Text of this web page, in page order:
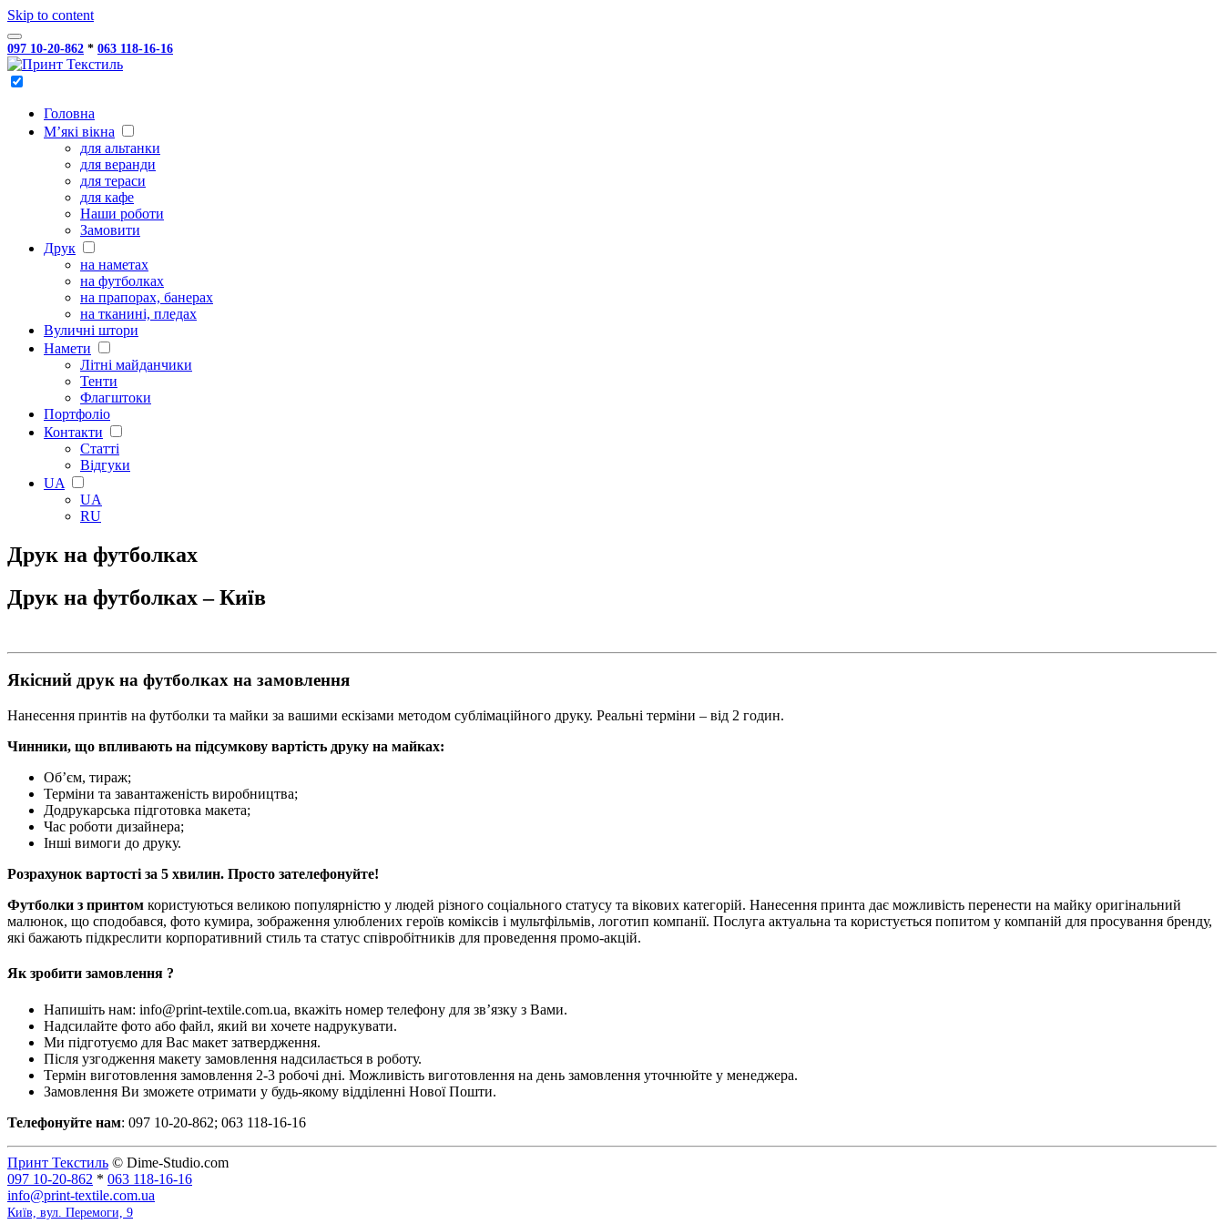
Skip to content
097 10-20-862 * 063 118-16-16
Головна
М’які вікна
для альтанки
для веранди
для тераси
для кафе
Наши роботи
Замовити
Друк
на наметах
на футболках
на прапорах, банерах
на тканині, пледах
Вуличні штори
Намети
Літні майданчики
Тенти
Флагштоки
Портфоліо
Контакти
Статті
Відгуки
UA
UA
RU
Друк на футболках
Друк на футболках – Київ
Якісний друк на футболках на замовлення
Нанесення принтів на футболки та майки за вашими ескізами методом сублімаційного друку. Реальні терміни – від 2 годин.
Чинники, що впливають на підсумкову вартість друку на майках:
Об’єм, тираж;
Терміни та завантаженість виробництва;
Додрукарська підготовка макета;
Час роботи дизайнера;
Інші вимоги до друку.
Розрахунок вартості за 5 хвилин. Просто зателефонуйте!
Футболки з принтом користуються великою популярністю у людей різного соціального статусу та вікових категорій. Нанесення принта дає можливість перенести на майку оригінальний
малюнок, що сподобався, фото кумира, зображення улюблених героїв коміксів і мультфільмів, логотип компанії. Послуга актуальна та користується попитом у компаній для просування бренду,
які бажають підкреслити корпоративний стиль та статус співробітників для проведення промо-акцій.
Як зробити замовлення ?
Напишіть нам: info@print-textile.com.ua, вкажіть номер телефону для зв’язку з Вами.
Надсилайте фото або файл, який ви хочете надрукувати.
Ми підготуємо для Вас макет затвердження.
Після узгодження макету замовлення надсилається в роботу.
Термін виготовлення замовлення 2-3 робочі дні. Можливість виготовлення на день замовлення уточнюйте у менеджера.
Замовлення Ви зможете отримати у будь-якому відділенні Нової Пошти.
Телефонуйте нам: 097 10-20-862; 063 118-16-16
Принт Текстиль © Dime-Studio.com
097 10-20-862 * 063 118-16-16
info@print-textile.com.ua
Київ, вул. Перемоги, 9